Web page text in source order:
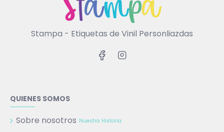
Stampa - Etiquetas de Vinil Personliazdas
QUIENES SOMOS
Sobre nosotros Nuestra Historia